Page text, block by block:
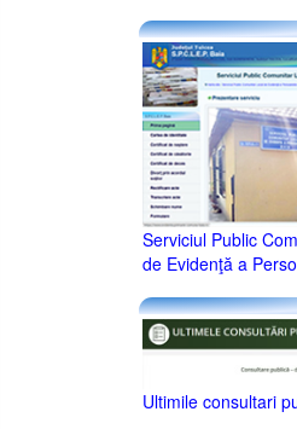
Serviciul Public
de Evidenţă a
Ultimile consultari